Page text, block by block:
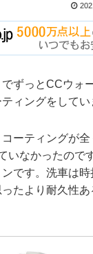
ずっとCCウォ
ィングをしてい
ーティングが
いなかったので
です。洗車は
たより耐久性